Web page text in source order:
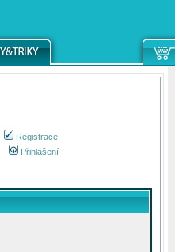
Registrace
Přihlášení